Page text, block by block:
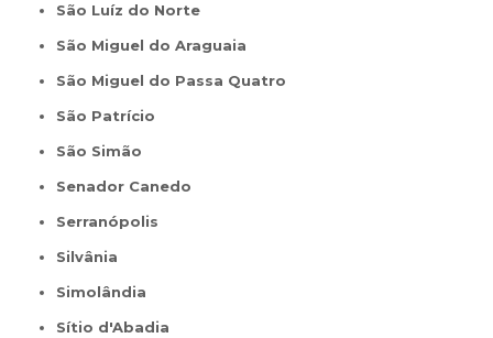
São Luíz do Norte
São Miguel do Araguaia
São Miguel do Passa Quatro
São Patrício
São Simão
Senador Canedo
Serranópolis
Silvânia
Simolândia
Sítio d'Abadia